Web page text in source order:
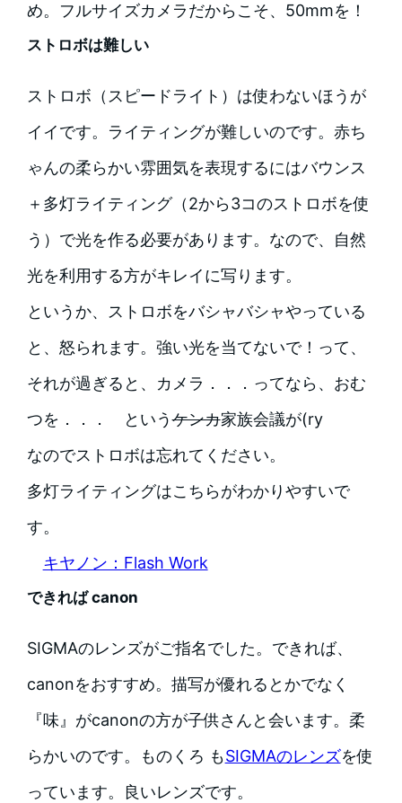
め。フルサイズカメラだからこそ、50mmを！
ストロボは難しい
ストロボ（スピードライト）は使わないほうが
イイです。ライティングが難しいのです。赤ち
ゃんの柔らかい雰囲気を表現するにはバウンス
＋多灯ライティング（2から3コのストロボを使
う）で光を作る必要があります。なので、自然
光を利用する方がキレイに写ります。
というか、ストロボをバシャバシャやっている
と、怒られます。強い光を当てないで！って、
それが過ぎると、カメラ．．．ってなら、おむ
つを．．． というケンカ家族会議が(ry
なのでストロボは忘れてください。
多灯ライティングはこちらがわかりやすいで
す。
キヤノン：Flash Work
できれば canon
SIGMAのレンズがご指名でした。できれば、
canonをおすすめ。描写が優れるとかでなく
『味』がcanonの方が子供さんと会います。柔
らかいのです。ものくろ もSIGMAのレンズを使
っています。良いレンズです。